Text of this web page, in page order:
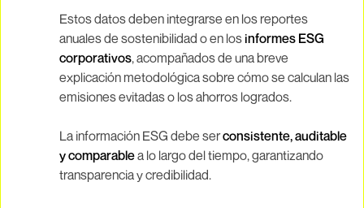
Estos datos deben integrarse en los reportes
anuales de sostenibilidad o en los informes ESG
corporativos, acompañados de una breve
explicación metodológica sobre cómo se calculan las
emisiones evitadas o los ahorros logrados.
La información ESG debe serconsistente, auditable
y comparablea lo largo del tiempo, garantizando
transparencia y credibilidad.